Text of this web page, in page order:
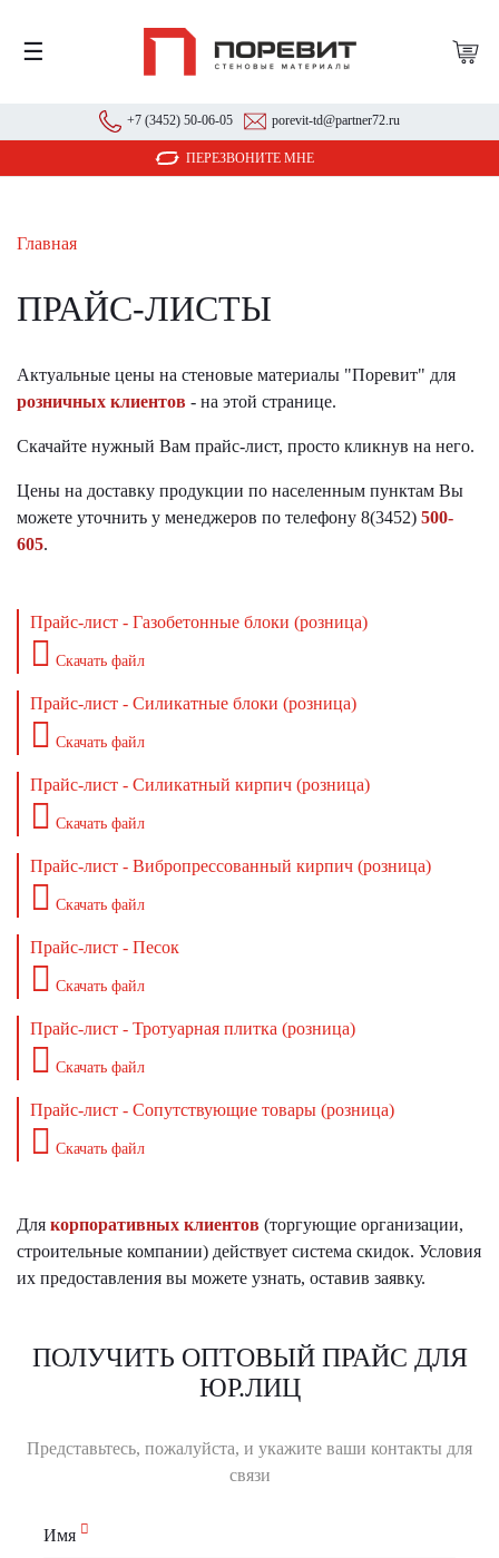
☰
+7 (3452) 50-06-05 porevit-td@partner72.ru
ПЕРЕЗВОНИТЕ МНЕ
Главная
ПРАЙС-ЛИСТЫ
Актуальные цены на стеновые материалы "Поревит" для
розничных клиентов - на этой странице.
Скачайте нужный Вам прайс-лист, просто кликнув на него.
Цены на доставку продукции по населенным пунктам Вы
можете уточнить у менеджеров по телефону 8(3452) 500-
605.
Прайс-лист - Газобетонные блоки (розница)
Скачать файл
Прайс-лист - Силикатные блоки (розница)
Скачать файл
Прайс-лист - Силикатный кирпич (розница)
Скачать файл
Прайс-лист - Вибропрессованный кирпич (розница)
Скачать файл
Прайс-лист - Песок
Скачать файл
Прайс-лист - Тротуарная плитка (розница)
Скачать файл
Прайс-лист - Сопутствующие товары (розница)
Скачать файл
Для корпоративных клиентов (торгующие организации,
строительные компании) действует система скидок. Условия
их предоставления вы можете узнать, оставив заявку.
ПОЛУЧИТЬ ОПТОВЫЙ ПРАЙС ДЛЯ
ЮР.ЛИЦ
Представьтесь, пожалуйста, и укажите ваши контакты для
связи
Имя